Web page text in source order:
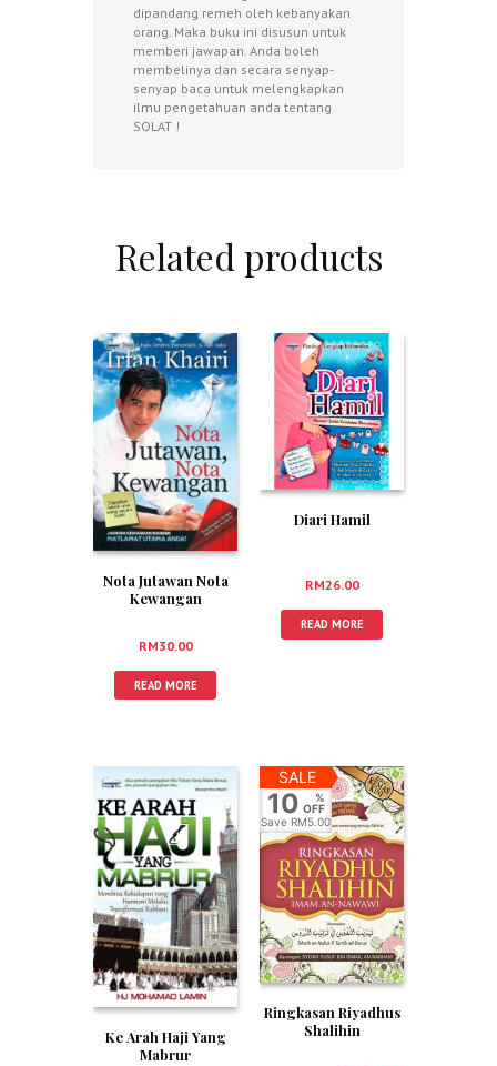
dipandang remeh oleh kebanyakan
orang. Maka buku ini disusun untuk
memberi jawapan. Anda boleh
membelinya dan secara senyap-
senyap baca untuk melengkapkan
ilmu pengetahuan anda tentang
SOLAT !
Related products
Nota Jutawan Nota
Kewangan
RM30.00
READ MORE
Diari Hamil
RM26.00
READ MORE
Ke Arah Haji Yang
Mabrur
SALE
10
%
OFF
Save RM5.00
Ringkasan Riyadhus
Shalihin